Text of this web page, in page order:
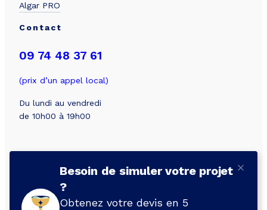
Algar PRO
Contact
09 74 48 37 61
(prix d’un appel local)
Du lundi au vendredi
de 10h00 à 19h00
© 2026 Algar
Besoin de simuler votre projet
?
Obtenez votre devis en 5